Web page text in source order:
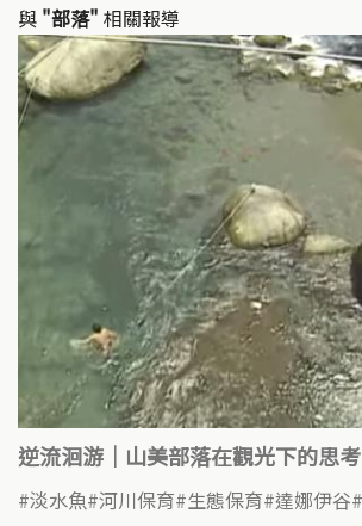
k o
k
與 "部落" 相關報導
逆流洄游｜山美部落在觀光下的思考
淡水魚 河川保育 生態保育 達娜伊谷